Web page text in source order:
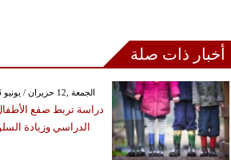
أخبار ذات صلة
GMT 16:15 2026 الجمعة ,12 حزيران / يونيو
دراسة تربط صفع
الدراسي وزيادة